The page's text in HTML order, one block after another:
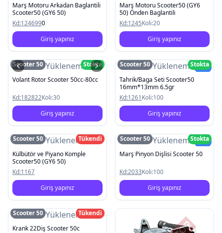
Marş Motoru Arkadan Baglantili
Scooter50 (GY6 50)
Kd:1246990
Giriş yapınız
Marş Motoru Scooter50 (GY6
50) Önden Baglantili
Kd:1245Koli:20
Giriş yapınız
Resim Yüklenemedi
Scooter 50
Stokta
Volant Rotor Scooter 50cc-80cc
Kd:182822Koli:30
Giriş yapınız
Resim YüklenemediYeni
Scooter 50
Stokta
Tahrik/Baga Seti Scooter50
16mm*13mm 6.5gr
Kd:1261Koli:100
Giriş yapınız
Resim Yüklenemedi
Scooter 50
Tükendi
Külbütör ve Piyano Komple
Scooter50 (GY6 50)
Kd:1167
Giriş yapınız
Resim YüklenemediYeni
Scooter 50
Stokta
Marş Pinyon Dişlisi Scooter 50
Kd:2033Koli:100
Giriş yapınız
Resim Yüklenemedi
Scooter 50
Tükendi
Krank 22Diş Scooter 50c